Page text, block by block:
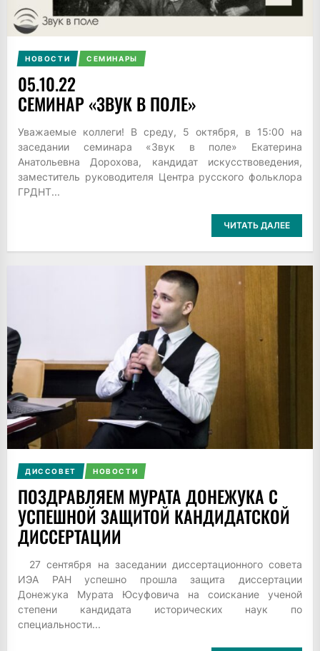
НОВОСТИ СЕМИНАРЫ
05.10.22
СЕМИНАР «ЗВУК В ПОЛЕ»
Уважаемые коллеги! В среду, 5 октября, в 15:00 на
заседании семинара «Звук в поле» Екатерина
Анатольевна Дорохова, кандидат искусствоведения,
заместитель руководителя Центра русского фольклора
ГРДНТ...
ЧИТАТЬ ДАЛЕЕ
ДИССОВЕТ НОВОСТИ
ПОЗДРАВЛЯЕМ МУРАТА ДОНЕЖУКА С
УСПЕШНОЙ ЗАЩИТОЙ КАНДИДАТСКОЙ
ДИССЕРТАЦИИ
27 сентября на заседании диссертационного совета
ИЭА РАН успешно прошла защита диссертации
Донежука Мурата Юсуфовича на соискание ученой
степени кандидата исторических наук по
специальности...